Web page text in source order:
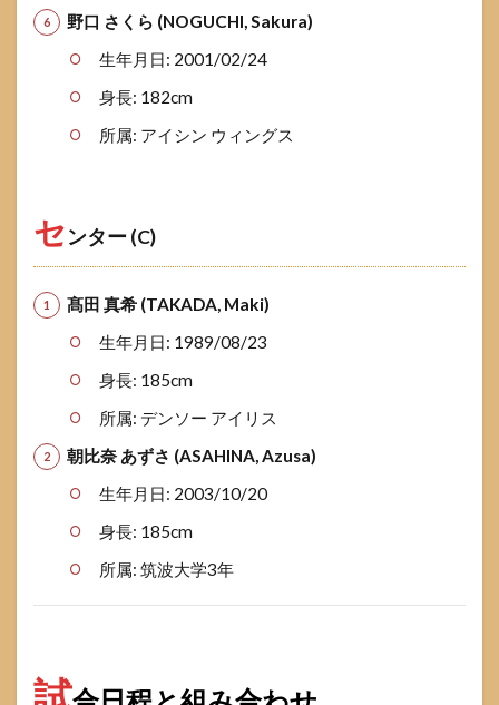
野口 さくら (NOGUCHI, Sakura)
生年月日: 2001/02/24
身長: 182cm
所属: アイシン ウィングス
センター (C)
髙田 真希 (TAKADA, Maki)
生年月日: 1989/08/23
身長: 185cm
所属: デンソー アイリス
朝比奈 あずさ (ASAHINA, Azusa)
生年月日: 2003/10/20
身長: 185cm
所属: 筑波大学3年
試